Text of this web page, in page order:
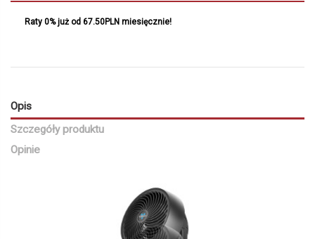
Raty 0% już od 67.50PLN miesięcznie!
Opis
Szczegóły produktu
Opinie